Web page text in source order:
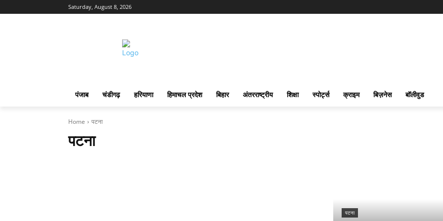
Saturday, August 8, 2026
पंजाब चंडीगढ़ हरियाणा हिमाचल प्रदेश बिहार अंतरराष्ट्रीय शिक्षा स्पोर्ट्स क्राइम बिज़नेस बॉलीवुड
Home पटना
पटना
पटना